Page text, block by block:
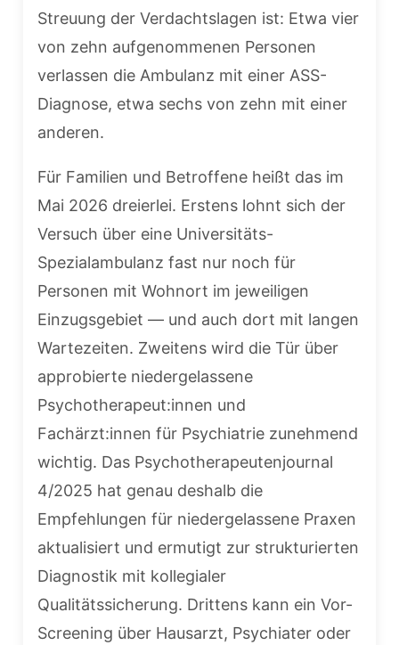
Streuung der Verdachtslagen ist: Etwa vier
von zehn aufgenommenen Personen
verlassen die Ambulanz mit einer ASS-
Diagnose, etwa sechs von zehn mit einer
anderen.
Für Familien und Betroffene heißt das im
Mai 2026 dreierlei. Erstens lohnt sich der
Versuch über eine Universitäts-
Spezialambulanz fast nur noch für
Personen mit Wohnort im jeweiligen
Einzugsgebiet — und auch dort mit langen
Wartezeiten. Zweitens wird die Tür über
approbierte niedergelassene
Psychotherapeut:innen und
Fachärzt:innen für Psychiatrie zunehmend
wichtig. Das Psychotherapeutenjournal
4/2025 hat genau deshalb die
Empfehlungen für niedergelassene Praxen
aktualisiert und ermutigt zur strukturierten
Diagnostik mit kollegialer
Qualitätssicherung. Drittens kann ein Vor-
Screening über Hausarzt, Psychiater oder